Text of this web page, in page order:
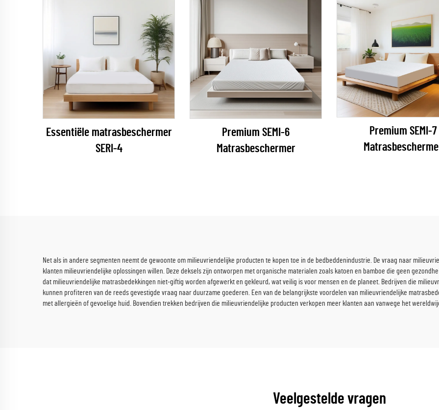
Essentiële matrasbeschermer
SERI-4
Premium SEMI-6
Matrasbeschermer
Premium SEMI-7
Net als in andere segmenten neemt de gewoonte om milieuvriendelijke producten te kopen toe in de bedbeddenindustrie. De vraag naar
klanten milieuvriendelijke oplossingen willen. Deze deksels zijn ontworpen met organische materialen zoals katoen en bamboe die geen
dat milieuvriendelijke matrasbedekkingen niet-giftig worden afgewerkt en gekleurd, wat veilig is voor mensen en de planeet. Bedrijven die
kunnen profiteren van de reeds gevestigde vraag naar duurzame goederen. Een van de belangrijkste voordelen van milieuvriendelijke
met allergieën of gevoelige huid. Bovendien trekken bedrijven die milieuvriendelijke producten verkopen meer klanten aan vanwege het
Veelgestelde vragen